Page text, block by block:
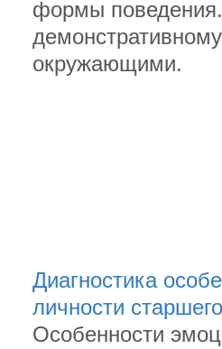
формы
окружающими.
Диагностика
личности
Особенности